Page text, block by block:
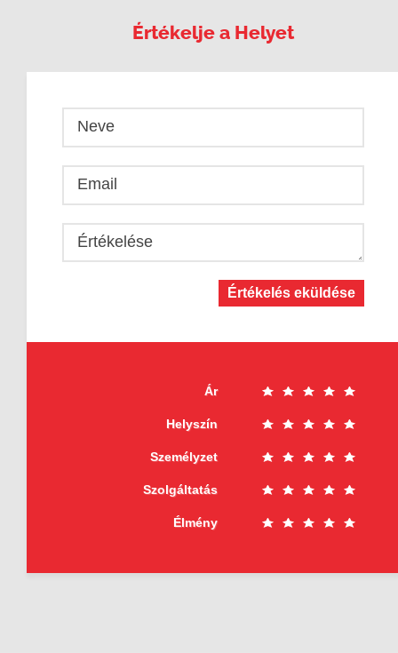
Értékelje a Helyet
Neve
Email
Értékelése
Értékelés eküldése
Ár
Helyszín
Személyzet
Szolgáltatás
Élmény